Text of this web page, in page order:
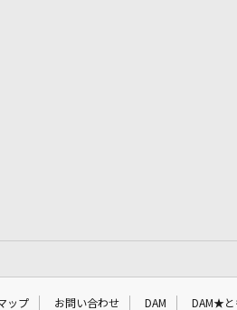
ップ お問い合わせ DAM DAM★と